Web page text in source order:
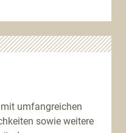
umfangreichen
sowie weitere